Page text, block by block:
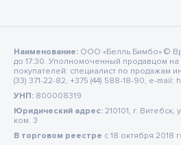
Наименование: ООО «Белль Бимбо» ©
до 17:30. Уполномоченный продавцом
покупателей: специалист по продажам
(33) 371-22-82, +375 (44) 588-18-90, e-mail:
УНП: 800008319
Юридический адрес: 210101, г.
ком. 3
В торговом реестре c 18 октября 2018